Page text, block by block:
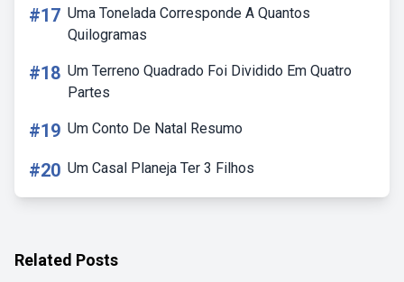
#17 Uma Tonelada Corresponde A Quantos
Quilogramas
#18 Um Terreno Quadrado Foi Dividido Em Quatro
Partes
#19 Um Conto De Natal Resumo
#20 Um Casal Planeja Ter 3 Filhos
Related Posts